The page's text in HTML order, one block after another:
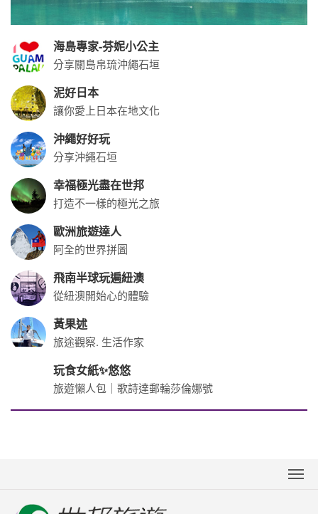
海島專家-芬妮小公主
分享關島帛琉沖繩石垣
泥好日本
讓你愛上日本在地文化
沖繩好好玩
分享沖繩石垣
幸福極光盡在世邦
打造不一樣的極光之旅
歐洲旅遊達人
阿全的世界拼圖
飛南半球玩遍紐澳
從紐澳開始心的體驗
黃果述
旅途觀察. 生活作家
玩食女紙✨悠悠
旅遊懶人包｜歌詩達郵輪莎倫娜號
關於世邦